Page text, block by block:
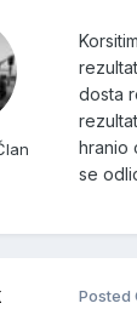
dosta
hranio
se
Posted